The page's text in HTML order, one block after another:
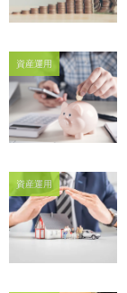
資産運用
資産運用